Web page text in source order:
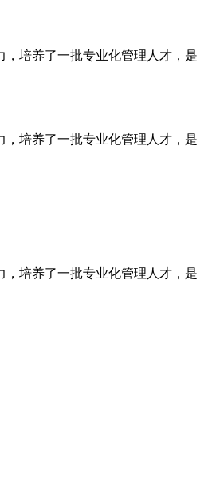
培养了一批专业化管理人才，是
培养了一批专业化管理人才，是
培养了一批专业化管理人才，是